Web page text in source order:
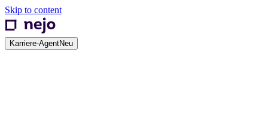
Skip to content
Karriere-AgentNeu